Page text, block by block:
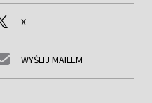
X
WYŚLIJ MAILEM